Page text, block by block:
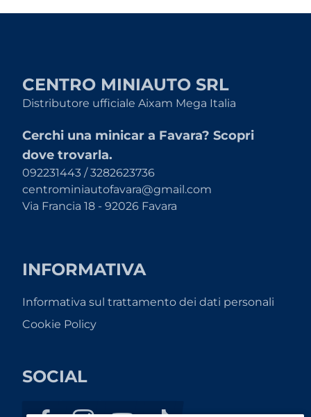
CENTRO MINIAUTO SRL
Distributore ufficiale Aixam Mega Italia
Cerchi una minicar a Favara? Scopri
dove trovarla.
092231443 / 3282623736
centrominiautofavara@gmail.com
Via Francia 18 - 92026 Favara
INFORMATIVA
Informativa sul trattamento dei dati personali
Cookie Policy
SOCIAL